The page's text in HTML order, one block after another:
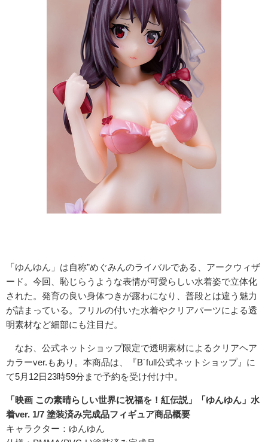
「ゆんゆん」は自称”めぐみんのライバルである、アークウィザ
ード。今回、恥じらうような表情が可愛らしい水着姿で立体化
された。発育の良い身体つきが露わになり、普段とは違う魅力
が詰まっている。フリルの付いた水着やクリアパーツによる透
明素材など細部にも注目だ。
なお、公式ネットショップ限定で透明素材によるクリアヘア
カラーver.もあり。本商品は、『B´full公式ネットショップ』に
て5月12日23時59分まで予約を受け付け中。
「映画 この素晴らしい世界に祝福を！紅伝説」「ゆんゆん」水
着ver. 1/7 塗装済み完成品フィギュア商品概要
キャラクター：ゆんゆん